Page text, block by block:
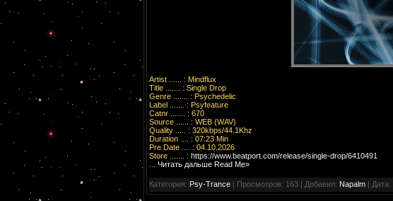
Artist ...... : Mindflux
Title ....... : Single Drop
Genre ....... : Psychedelic
Label ....... : Psyfeature
Catnr ....... : 670
Source ...... : WEB (WAV)
Quality ..... : 320kbps/44.1Khz
Duration .... : 07:23 Min
Pre.Date .... : 04.10.2026
Store ....... : https://www.beatport.com/release/single-drop/6410491
Читать дальше Read Me»
Категория: Psy-Trance | Просмотров: 163 | Добавил: Napalm | Дата: